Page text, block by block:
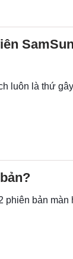
luôn là thứ
phiên bản màn